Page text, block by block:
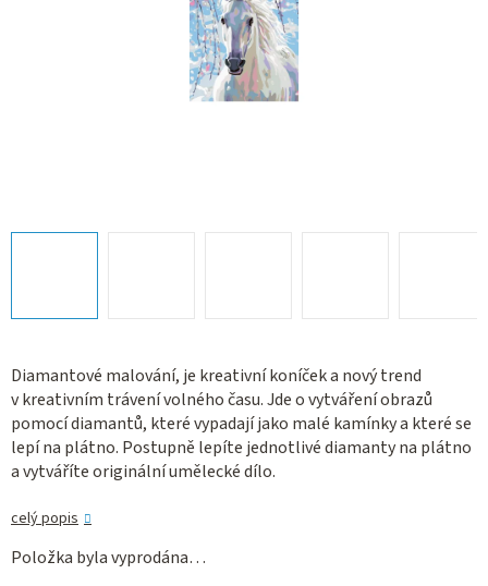
Diamantové malování, je kreativní koníček a nový trend
v kreativním trávení volného času. Jde o vytváření obrazů
pomocí diamantů, které vypadají jako malé kamínky a které se
lepí na plátno. Postupně lepíte jednotlivé diamanty na plátno
a vytváříte originální umělecké dílo.
celý popis
Položka byla vyprodána…